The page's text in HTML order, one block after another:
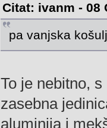
Citat: ivanm - 08
pa vanjska
To je nebitno,
zasebna
aluminija i